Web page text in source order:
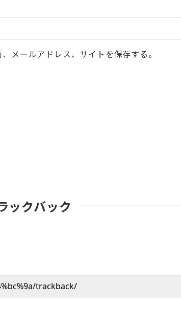
メールアドレス、サイトを保存する。
ックバック